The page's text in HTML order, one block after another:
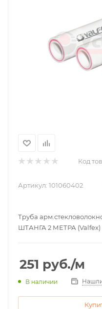
Код
Артикул: 101060402
Труба
ШТАНГА 2 МЕТРА (Valfex)
251 руб./м
В наличии